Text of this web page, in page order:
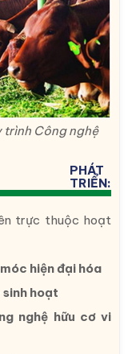
trình Công nghệ
PHÁT
TRIỂN:
trực thuộc hoạt
hiện đại hóa
hoạt
nghệ hữu cơ vi